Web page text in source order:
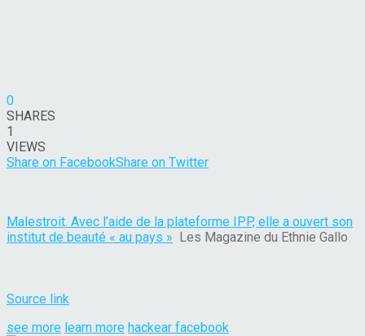
0
SHARES
1
VIEWS
Share on FacebookShare on Twitter
Malestroit. Avec l’aide de la plateforme IPP, elle a ouvert son
institut de beauté « au pays » Les Magazine du Ethnie Gallo
Source link
see more learn more hackear facebook